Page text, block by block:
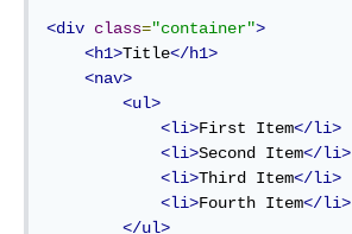
<div class="container">
<h1>Title</h1>
<nav>
<ul>
<li>First Item</li>
<li>Second Item</li>
<li>Third Item</li>
<li>Fourth Item</li>
</ul>